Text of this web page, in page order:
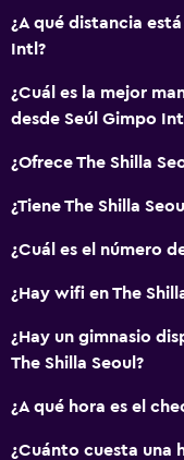
Copas
Tetera eléctrica
Menús para dietas
Restaurante
Bar/lounge
Cafetería
Desayuno en la
Tetera
Nevera
Comedor
Mesa de comedor
¿A qué distancia
Intl?
¿Cuál es la mejor
desde Seúl Gimpo
¿Ofrece The Shilla
¿Tiene The Shilla
¿Cuál es el número
¿Hay wifi en The
¿Hay un gimnasio
The Shilla Seoul?
¿A qué hora es el
¿Cuánto cuesta una